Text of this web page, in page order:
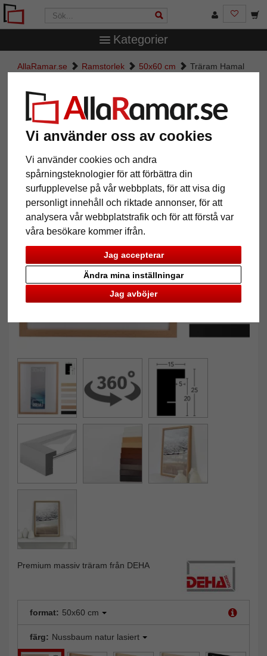
Vi använder oss av cookies
Vi använder cookies och andra
spårningsteknologier för att förbättra din
surfupplevelse på vår webbplats, för att visa dig
personligt innehåll och riktade annonser, för att
analysera vår webbplatstrafik och för att förstå var
våra besökare kommer ifrån.
Jag accepterar
Jag avböjer
Ändra mina inställningar
Kategorier
AllaRamar.se Ramstorlek 50x60 cm Träram Hamal
Träram Hamal
Tillbaka
Premium massiv träram från DEHA
format: 50x60 cm
färg: Nussbaum natur lasiert